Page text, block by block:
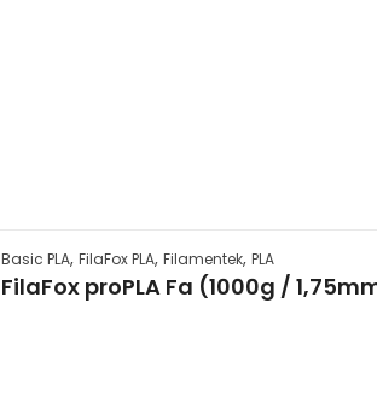
Basic PLA, FilaFox PLA, Filamentek, PLA
FilaFox proPLA Fa (1000g /